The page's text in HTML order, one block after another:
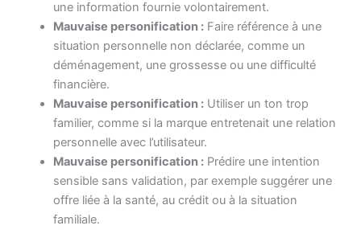
une information fournie volontairement.
Mauvaise personification : Faire référence à une
situation personnelle non déclarée, comme un
déménagement, une grossesse ou une difficulté
financière.
Mauvaise personification : Utiliser un ton trop
familier, comme si la marque entretenait une relation
personnelle avec l’utilisateur.
Mauvaise personification : Prédire une intention
sensible sans validation, par exemple suggérer une
offre liée à la santé, au crédit ou à la situation
familiale.